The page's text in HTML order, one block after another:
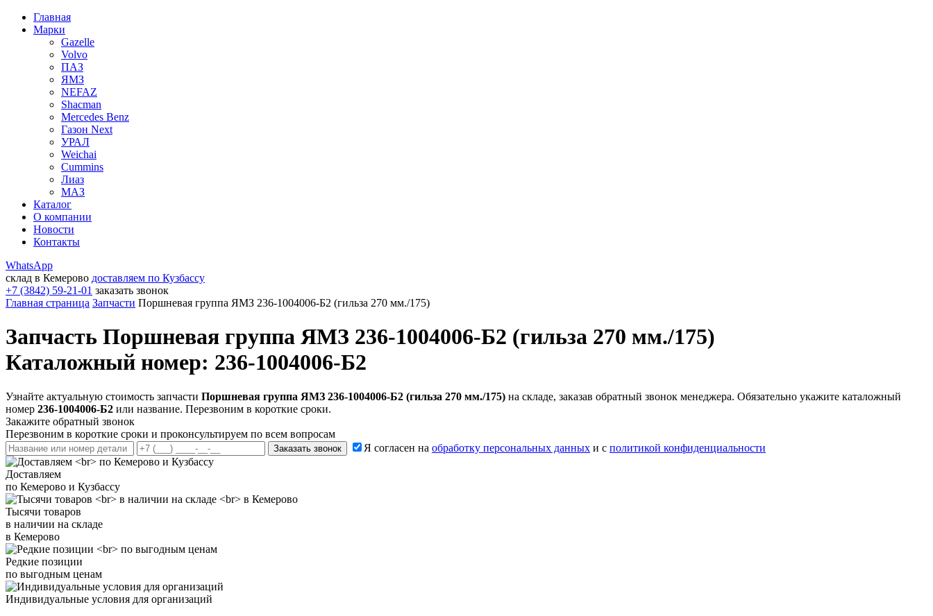
Главная
Марки
Gazelle
Volvo
ПАЗ
ЯМЗ
NEFAZ
Shacman
Mercedes Benz
Газон Next
УРАЛ
Weichai
Cummins
Лиаз
МАЗ
Каталог
О компании
Новости
Контакты
WhatsApp
склад в Кемерово доставляем по Кузбассу
+7 (3842) 59-21-01 заказать звонок
Главная страница Запчасти Поршневая группа ЯМЗ 236-1004006-Б2 (гильза 270 мм./175)
Запчасть Поршневая группа ЯМЗ 236-1004006-Б2 (гильза 270 мм./175)
Каталожный номер: 236-1004006-Б2
Узнайте актуальную стоимость запчасти Поршневая группа ЯМЗ 236-1004006-Б2 (гильза 270 мм./175) на складе, заказав обратный звонок менеджера. Обязательно укажите каталожный
номер 236-1004006-Б2 или название. Перезвоним в короткие сроки.
Закажите обратный звонок
Перезвоним в короткие сроки и проконсультируем по всем вопросам
Заказать звонок Я согласен на обработку персональных данных и с политикой конфиденциальности
Доставляем
по Кемерово и Кузбассу
Тысячи товаров
в наличии на складе
в Кемерово
Редкие позиции
по выгодным ценам
Индивидуальные условия для организаций